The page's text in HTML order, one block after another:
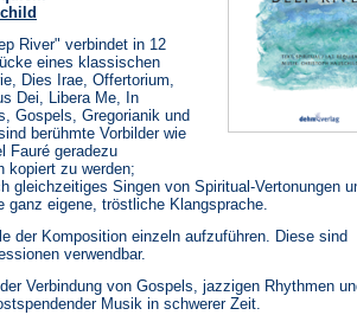
River" verbindet in 12
eines klassischen
Dies Irae, Offertorium,
Dei, Libera Me, In
Gospels, Gregorianik und
berühmte Vorbilder wie
Fauré geradezu
kopiert zu werden;
gleichzeitiges Singen von Spiritual-Vertonungen
ganz eigene, tröstliche Klangsprache.
der Komposition einzeln aufzuführen. Diese sind
verwendbar.
Verbindung von Gospels, jazzigen Rhythmen
Musik in schwerer Zeit.